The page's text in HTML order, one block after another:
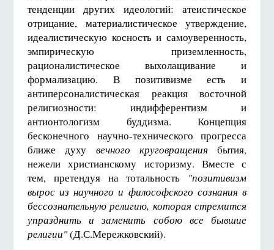
тенденции других идеологий: атеистическое
отрицание, материалистическое утверждение,
идеалистическую косность и самоуверенность,
эмпирическую приземленность,
рационалистическое выхолащивание и
формализацию. В позитивизме есть и
антиперсоналистическая реакция восточной
религиозности: индифферентизм и
антионтологизм буддизма. Концепция
бесконечного научно-технического прогресса
ближе духу вечного круговращения бытия,
нежели христианскому историзму. Вместе с
тем, претендуя на тотальность "позитивизм
вырос из научного и философского сознания в
бессознательную религию, которая стремится
упразднить и заменить собою все бывшие
религии"(Д.С.Мережковский).